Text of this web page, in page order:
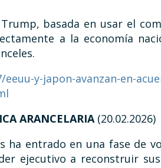
basada en usar el
a la economía
y-japon-avanzan-en-
ARANCELARIA (20.02.2026)
ha entrado en una fase de
ejecutivo a reconstruir